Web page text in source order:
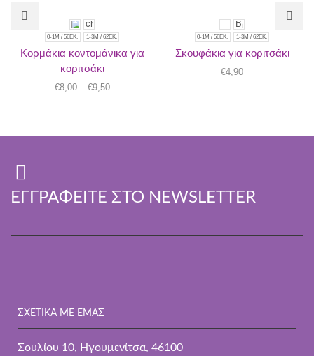
0-1M / 56ΕΚ. 1-3Μ / 62ΕΚ.
Κορμάκια κοντομάνικα για
κοριτσάκι
€8,00 – €9,50
0-1M / 56ΕΚ. 1-3Μ / 62ΕΚ.
Σκουφάκια για κοριτσάκι
€4,90
ΕΓΓΡΑΦΕΊΤΕ ΣΤΟ NEWSLETTER
ΣΧΕΤΙΚΑ ΜΕ ΕΜΆΣ
Σουλίου 10, Ηγουμενίτσα, 46100